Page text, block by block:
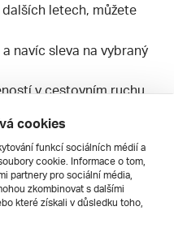
letech, můžete
navíc sleva na vybraný
v cestovním ruchu
adrese Na Potoce
do poloviny září,
životopis, uvítáme
cookies
funkcí sociálních médií a
cookie. Informace o tom,
partnery pro sociální média,
zkombinovat s dalšími
které získali v důsledku toho,